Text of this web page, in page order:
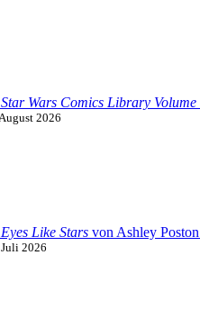
Star Wars Comics Library
2026
Eyes Like Stars von Ashley
2026